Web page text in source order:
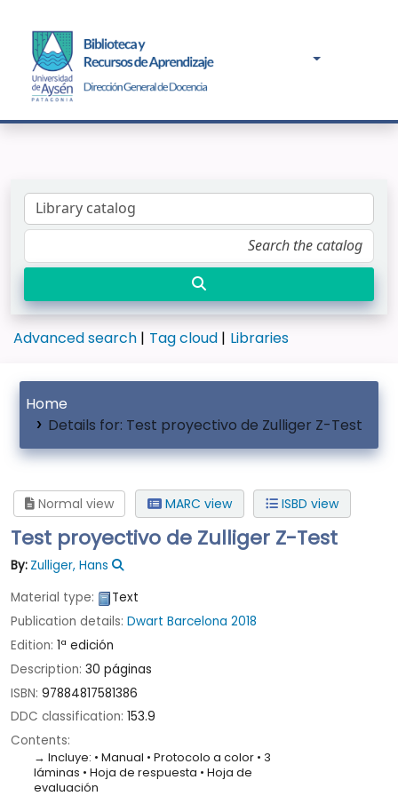
Advanced search Tag cloud Libraries
Home
Details for: Test proyectivo de Zulliger Z-Test
Normal view MARC view ISBD view
Test proyectivo de Zulliger Z-Test
By: Zulliger, Hans
Material type:
Text
Publication details: Dwart Barcelona 2018
Edition: 1ª edición
Description: 30 páginas
ISBN: 97884817581386
DDC classification: 153.9
Contents:
Incluye: • Manual • Protocolo a color • 3
láminas • Hoja de respuesta • Hoja de
evaluación